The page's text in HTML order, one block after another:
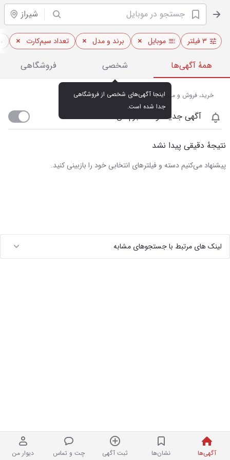
شیراز
آگهی‌ها نشان‌ها ثبت آگهی چت و تماس دیوار من
۳ فیلتر موبایل برند و مدل تعداد سیم‌کارت
همهٔ آگهی‌ها شخصی فروشگاهی
جدا شده است.
خرید، فروش و مشاهده قیمت روز موبایل در شیراز
آگهی جدید اومد خبرم کن
نتیجهٔ دقیقی پیدا نشد
پیشنهاد می‌کنیم دسته و فیلترهای انتخابی خود را بازبینی کنید.
لینک های مرتبط با جستجوهای مشابه